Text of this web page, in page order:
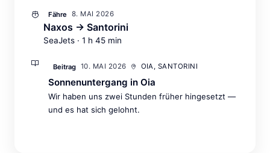
Fähre 8. MAI 2026
Naxos → Santorini
SeaJets · 1 h 45 min
Beitrag 10. MAI 2026 OIA, SANTORINI
Sonnenuntergang in Oia
Wir haben uns zwei Stunden früher hingesetzt —
und es hat sich gelohnt.